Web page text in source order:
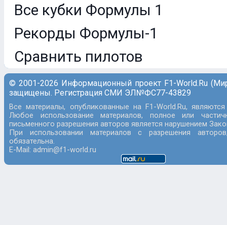
Все кубки Формулы 1
Рекорды Формулы-1
Сравнить пилотов
© 2001-2026 Информационный проект F1-World.Ru
защищены. Регистрация СМИ ЭЛ№ФС77-43829
Все материалы, опубликованные на F1-World.Ru,
Любое использование материалов, полное или
письменного разрешения авторов является нарушением
При использовании материалов с разрешения
обязательна.
E-Mail: admin@f1-world.ru